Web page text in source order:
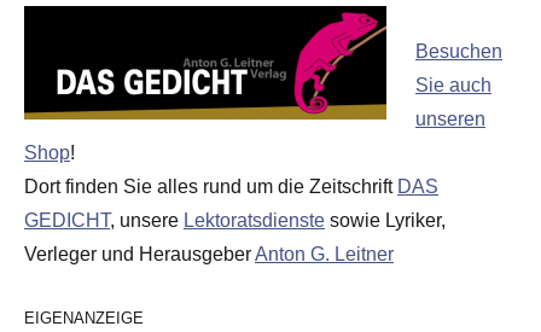
Besuchen
Sie auch
unseren
Shop!
Dort finden Sie alles rund um die Zeitschrift DAS
GEDICHT, unsere Lektoratsdienste sowie Lyriker,
Verleger und HerausgeberAnton G. Leitner
EIGENANZEIGE